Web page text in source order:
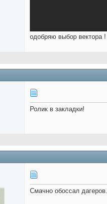
одобряю выбор вектора !
Ролик в закладки!
Смачно обоссал